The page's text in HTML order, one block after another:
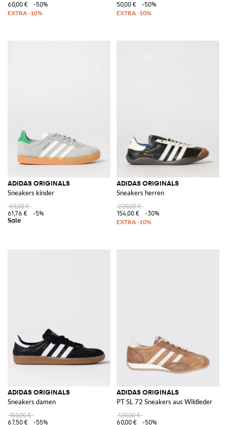
60,00 €
-50%
50,00 €
-50%
ADIDAS ORIGINALS
Sneakers kinder
65,00 €
61,76 €
-5%
ADIDAS ORIGINALS
Sneakers herren
220,00 €
154,00 €
-30%
ADIDAS ORIGINALS
Sneakers damen
150,00 €
67,50 €
-55%
ADIDAS ORIGINALS
PT SL 72 Sneakers aus Wildleder
120,00 €
60,00 €
-50%